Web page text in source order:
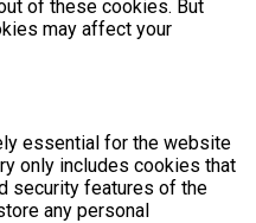
of these cookies. But
may affect your
essential for the website
only includes cookies that
security features of the
any personal